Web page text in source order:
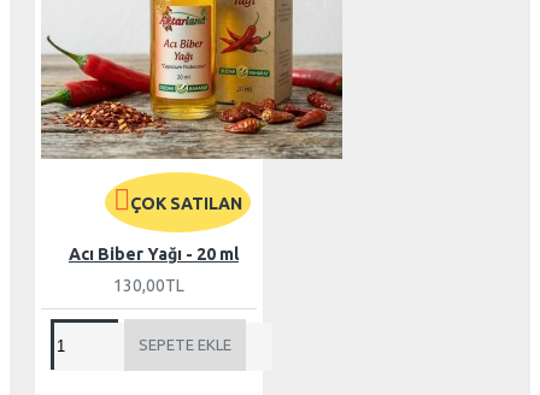
ÇOK SATILAN
Acı Biber Yağı - 20 ml
130,00TL
SEPETE EKLE